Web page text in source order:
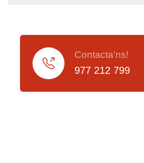
Contacta'ns!
977 212 799